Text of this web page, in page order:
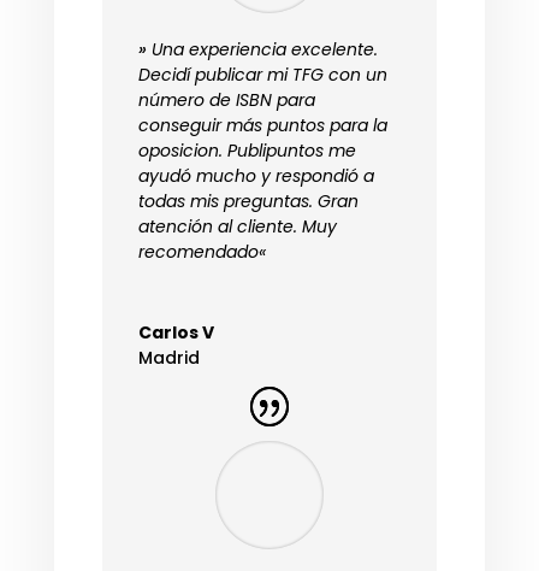
» Una experiencia excelente.
Decidí publicar mi TFG con un
número de ISBN para
conseguir más puntos para la
oposicion. Publipuntos me
ayudó mucho y respondió a
todas mis preguntas. Gran
atención al cliente. Muy
recomendado«
Carlos V
Madrid